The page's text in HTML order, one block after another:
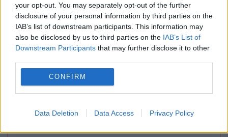
your opt-out. You may separately opt-out of the further
disclosure of your personal information by third parties on the
IAB’s list of downstream participants. This information may
also be disclosed by us to third parties on the IAB’s List of
Downstream Participants that may further disclose it to other
CONFIRM
Data Deletion Data Access Privacy Policy
POLITICA
Legea biodiversității a trecut de Comisia